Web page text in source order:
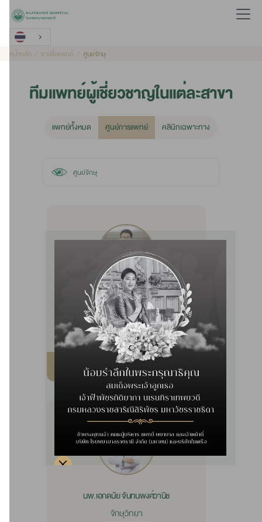
หน้าหลัก รายชื่อแพทย์ ศูนย์จักษุ
ทีมแพทย์ผู้เชี่ยวชาญในแต่ละสาขา
แพทย์ท้ั้งหมด ศูนย์การแพทย์ คลินิกเฉพาะทาง
ศูนย์จักษุ
นพ.ทรงวุฒิ ออประเสริฐ
จักษุวิทยา
จักษุวิทยา
รายละเอียด
นพ.เอกดนัย จันทนพงศ์วานิช
จักษุวิทยา